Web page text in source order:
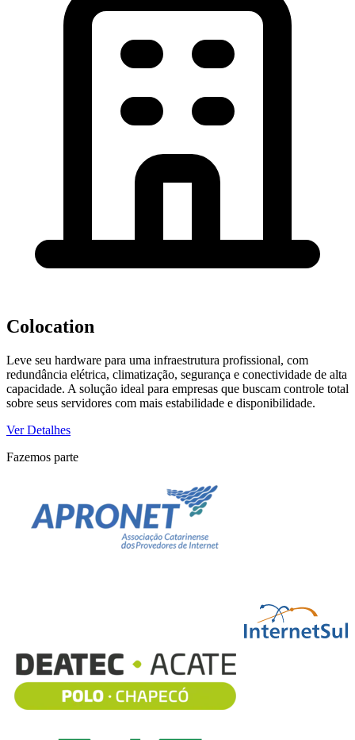
Colocation
Leve seu hardware para uma infraestrutura profissional, com
redundância elétrica, climatização, segurança e conectividade de alta
capacidade. A solução ideal para empresas que buscam controle total
sobre seus servidores com mais estabilidade e disponibilidade.
Ver Detalhes
Fazemos parte